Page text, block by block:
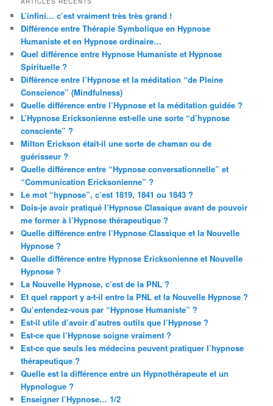
L’infini… c’est vraiment très très grand !
Différence entre Thérapie Symbolique en Hypnose
Humaniste et en Hypnose ordinaire…
Quel différence entre Hypnose Humaniste et Hypnose
Spirituelle ?
Différence entre l’Hypnose et la méditation “de Pleine
Conscience” (Mindfulness)
Quelle différence entre l’Hypnose et la méditation guidée ?
L’Hypnose Ericksonienne est-elle une sorte “d’hypnose
consciente” ?
Milton Erickson était-il une sorte de chaman ou de
guérisseur ?
Quelle différence entre “Hypnose conversationnelle” et
“Communication Ericksonienne” ?
Le mot “hypnose”, c’est 1819, 1841 ou 1843 ?
Dois-je avoir pratiqué l’Hypnose Classique avant de pouvoir
me former à l’Hypnose thérapeutique ?
Quelle différence entre l’Hypnose Classique et la Nouvelle
Hypnose ?
Quelle différence entre Hypnose Ericksonienne et Nouvelle
Hypnose ?
La Nouvelle Hypnose, c’est de la PNL ?
Et quel rapport y a-t-il entre la PNL et la Nouvelle Hypnose ?
Qu’entendez-vous par “Hypnose Humaniste” ?
Est-il utile d’avoir d’autres outils que l’Hypnose ?
Est-ce que l’Hypnose soigne vraiment ?
Est-ce que seuls les médecins peuvent pratiquer l’hypnose
thérapeutique ?
Quelle est la différence entre un Hypnothérapeute et un
Hypnologue ?
Enseigner l’Hypnose… 1/2